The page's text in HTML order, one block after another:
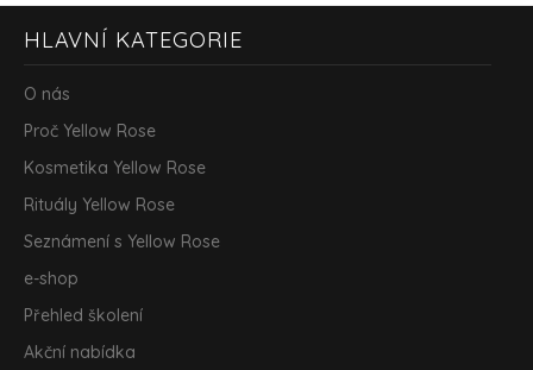
HLAVNÍ KATEGORIE
O nás
Proč Yellow Rose
Kosmetika Yellow Rose
Rituály Yellow Rose
Seznámení s Yellow Rose
e-shop
Přehled školení
Akční nabídka